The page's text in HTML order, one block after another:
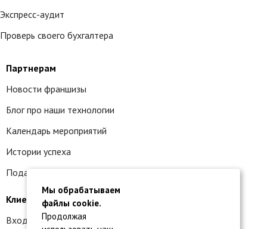
Экспресс-аудит
Проверь своего бухгалтера
Партнерам
Новости франшизы
Блог про наши технологии
Календарь мероприятий
Истории успеха
Подать заявку на франшизу
Клиентам
Вход в личный кабинет
Мы обрабатываем
файлы cookie.
Продолжая